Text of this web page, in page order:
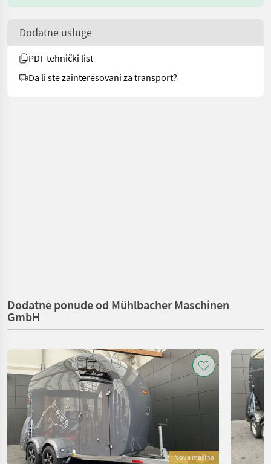
Dodatne usluge
PDF tehnički list
Da li ste zainteresovani za transport?
Dodatne ponude od Mühlbacher Maschinen
GmbH
Nova mašina